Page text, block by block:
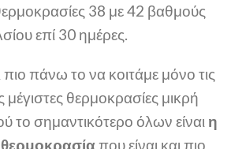
38 με 42 βαθμούς
επί 30 ημέρες.
πάνω το να κοιτάμε μόνο τις
μέγιστες θερμοκρασίες μικρή
το σημαντικότερο όλων είναι η
που είναι και πιο